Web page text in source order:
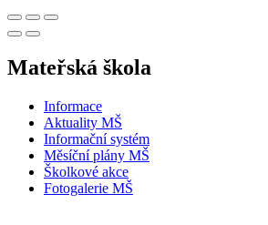
Mateřská škola
Informace
Aktuality MŠ
Informační systém
Měsíční plány MŠ
Školkové akce
Fotogalerie MŠ